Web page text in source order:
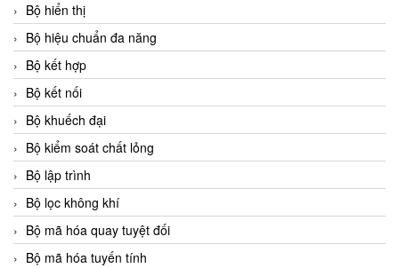
Bộ hiển thị
Bộ hiệu chuẩn đa năng
Bộ kết hợp
Bộ kết nối
Bộ khuếch đại
Bộ kiểm soát chất lỏng
Bộ lập trình
Bộ lọc không khí
Bộ mã hóa quay tuyệt đối
Bộ mã hóa tuyến tính